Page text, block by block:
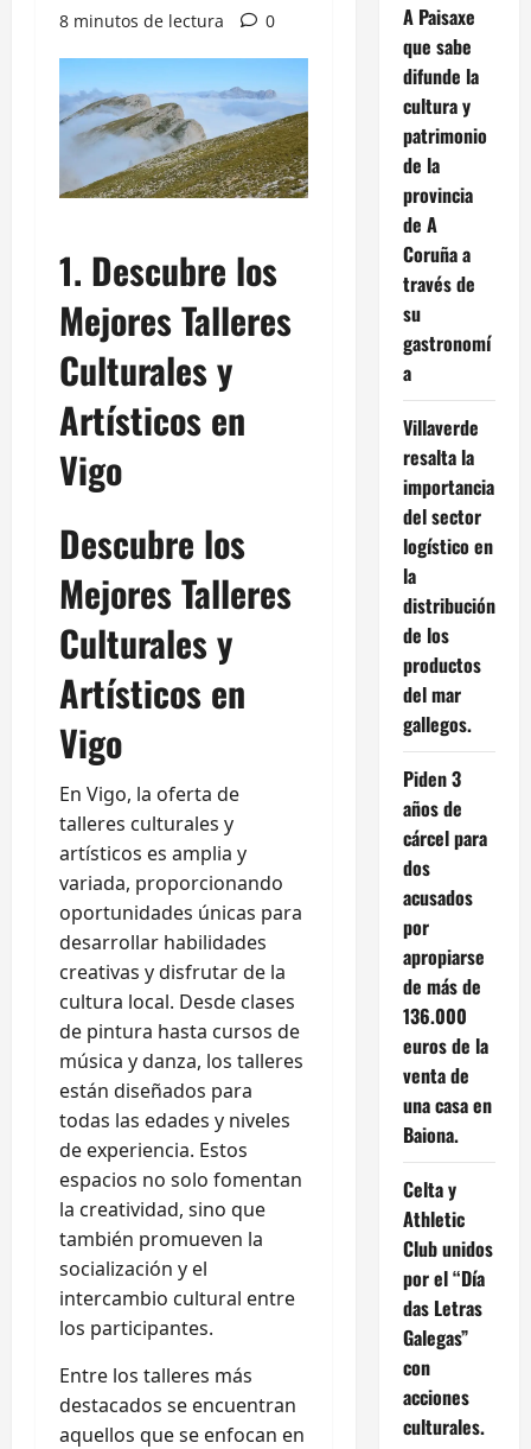
8 minutos de lectura
0
1. Descubre los
Mejores Talleres
Culturales y
Artísticos en
Vigo
Descubre los
Mejores Talleres
Culturales y
Artísticos en
Vigo
En Vigo, la oferta de
talleres culturales y
artísticos es amplia y
variada, proporcionando
oportunidades únicas para
desarrollar habilidades
creativas y disfrutar de la
cultura local. Desde clases
de pintura hasta cursos de
música y danza, los talleres
están diseñados para
todas las edades y niveles
de experiencia. Estos
espacios no solo fomentan
la creatividad, sino que
también promueven la
socialización y el
intercambio cultural entre
los participantes.
Entre los talleres más
destacados se encuentran
aquellos que se enfocan en
A Paisaxe
que sabe
difunde la
cultura y
patrimonio
de la
provincia
de A
Coruña a
través de
su
gastronomí
a
Villaverde
resalta la
importancia
del sector
logístico en
la
distribución
de los
productos
del mar
gallegos.
Piden 3
años de
cárcel para
dos
acusados
por
apropiarse
de más de
136.000
euros de la
venta de
una casa en
Baiona.
Celta y
Athletic
Club unidos
por el “Día
das Letras
Galegas”
con
acciones
culturales.